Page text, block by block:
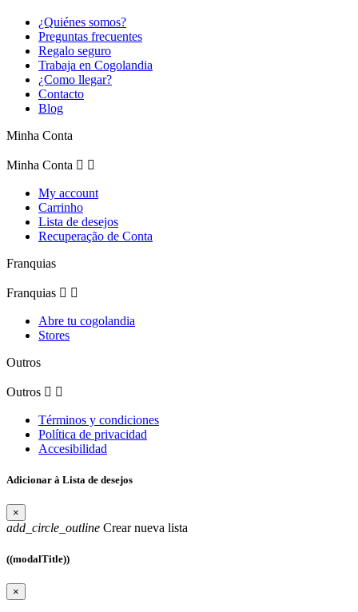
¿Quiénes somos?
Preguntas frecuentes
Regalo seguro
Trabaja en Cogolandia
¿Como llegar?
Contacto
Blog
Minha Conta
Minha Conta  
My account
Carrinho
Lista de desejos
Recuperação de Conta
Franquias
Franquias  
Abre tu cogolandia
Stores
Outros
Outros  
Términos y condiciones
Política de privacidad
Accesibilidad
Adicionar à Lista de desejos
×
add_circle_outline Crear nueva lista
((modalTitle))
×